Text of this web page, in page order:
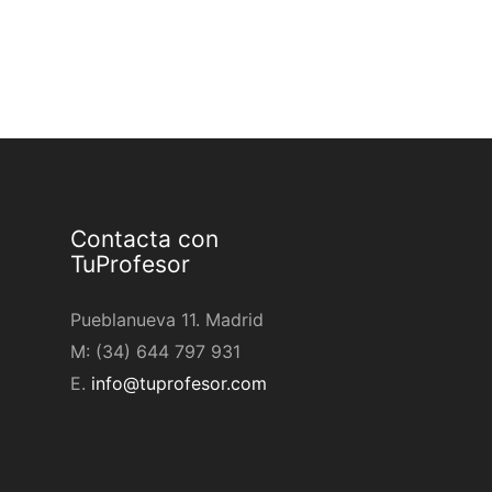
Contacta con
TuProfesor
Pueblanueva 11. Madrid
M: (34) 644 797 931
E. info@tuprofesor.com